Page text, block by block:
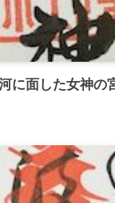
に面した女神の